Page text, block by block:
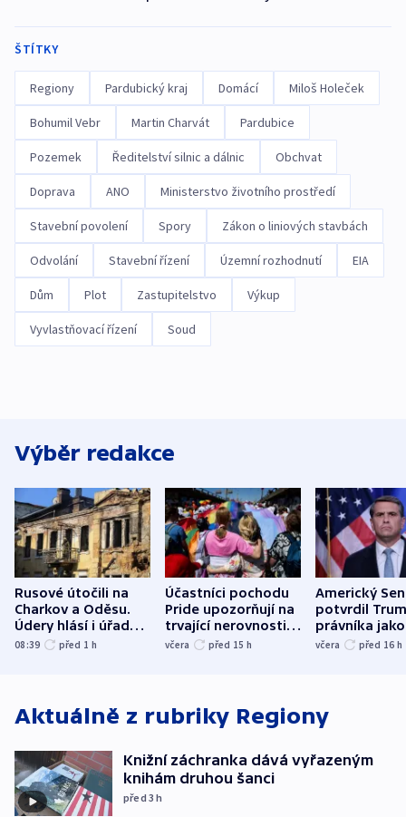
ŠTÍTKY
Regiony Pardubický kraj Domácí Miloš Holeček
Bohumil Vebr Martin Charvát Pardubice
Pozemek Ředitelství silnic a dálnic Obchvat
Doprava ANO Ministerstvo životního prostředí
Stavební povolení Spory Zákon o liniových stavbách
Odvolání Stavební řízení Územní rozhodnutí EIA
Dům Plot Zastupitelstvo Výkup
Vyvlastňovací řízení Soud
Výběr redakce
Rusové útočili na
Charkov a Oděsu.
Údery hlásí i úřady v
Bělgorodu
08:39 před 1 h
Účastníci pochodu
Pride upozorňují na
trvající nerovnosti i
společenskou
včera před 15 h
Americký
potvrdil
právníka jako
ministra
včera před 16 h
Aktuálně z rubriky Regiony
Knižní záchranka dává vyřazeným
knihám druhou šanci
před 3h